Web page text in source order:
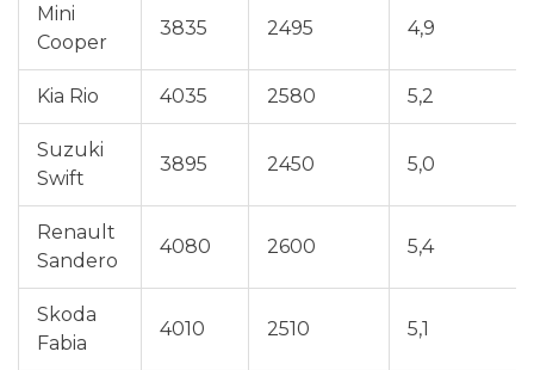
Mini
Cooper
3835 2495 4,9
Kia Rio 4035 2580 5,2
Suzuki
Swift
3895 2450 5,0
Renault
Sandero
4080 2600 5,4
Skoda
Fabia
4010 2510 5,1